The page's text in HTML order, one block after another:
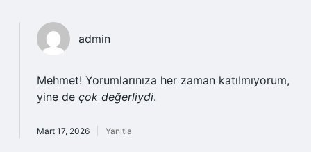
admin
Mehmet! Yorumlarınıza her zaman katılmıyorum,
yine de çok değerliydi.
Mart 17, 2026 Yanıtla